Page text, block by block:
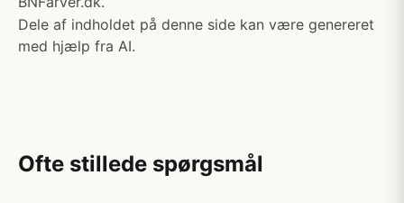
Dele af indholdet på denne side kan være genereret
med hjælp fra AI.
Ofte stillede spørgsmål